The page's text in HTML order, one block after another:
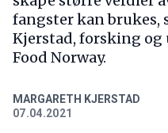
fangster kan brukes,
Kjerstad, forsking
Food Norway.
MARGARETH KJERSTAD
07.04.2021